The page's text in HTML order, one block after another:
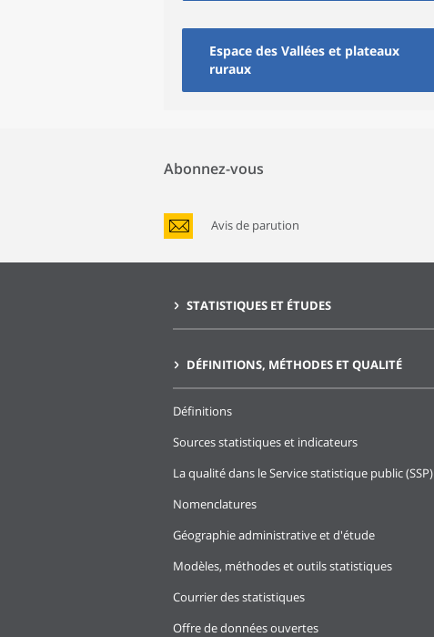
Espace des Vallées et plateaux
ruraux
Abonnez-vous
Avis de parution
STATISTIQUES ET ÉTUDES
DÉFINITIONS, MÉTHODES ET QUALITÉ
Définitions
Sources statistiques et indicateurs
La qualité dans le Service statistique public (SSP)
Nomenclatures
Géographie administrative et d'étude
Modèles, méthodes et outils statistiques
Courrier des statistiques
Offre de données ouvertes